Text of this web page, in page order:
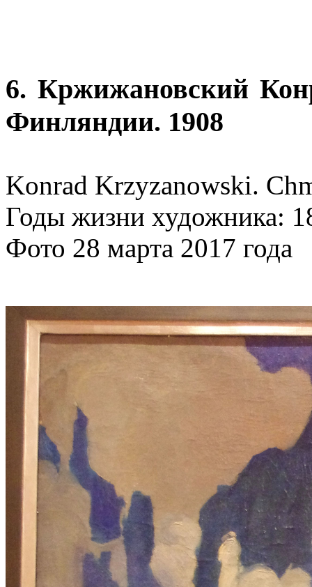
6. Кржижановский
Финляндии. 1908
Konrad Krzyzanowski.
Годы жизни художника:
Фото 28 марта 2017 года